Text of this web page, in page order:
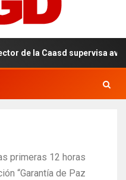
Caasd supervisa avance de
primeras 12 horas
“Garantía de Paz